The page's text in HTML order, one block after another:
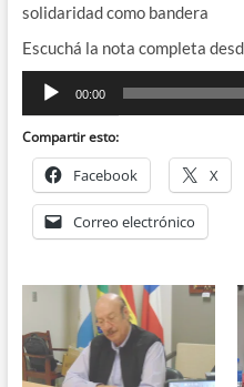
solidaridad como bandera
Escuchá la nota completa
Reproductor
audio
00:00
Compartir esto:
Facebook X
Correo electrónico